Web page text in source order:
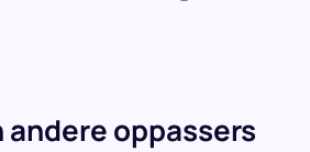
andere oppassers